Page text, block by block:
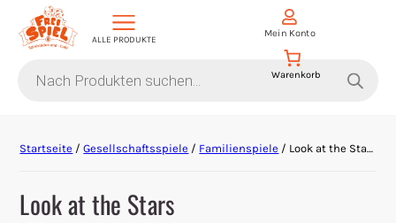
ALLE PRODUKTE
search
Mein Konto
Startseite /Gesellschaftsspiele / Familienspiele / Look at the Stars
Look at the Stars